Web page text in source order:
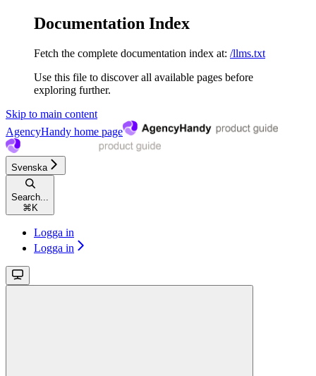
Documentation Index
Fetch the complete documentation index at: /llms.txt
Use this file to discover all available pages before
exploring further.
Skip to main content
AgencyHandy home page
Svenska
Search...
⌘ K
Logga in
Logga in